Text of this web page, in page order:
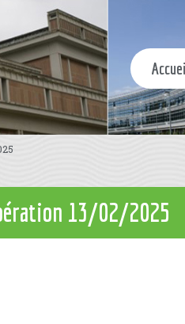
13/02/2025